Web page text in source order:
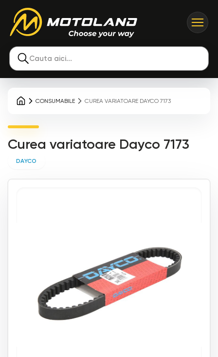
Cauta aici...
CONSUMABILE CUREA VARIATOARE DAYCO 7173
Curea variatoare Dayco 7173
DAYCO